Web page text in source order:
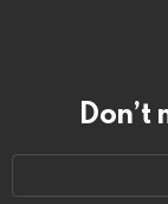
Don’t